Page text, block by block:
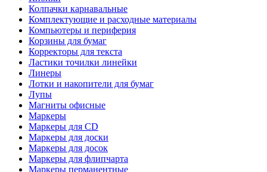
Колпачки карнавальные
Комплектующие и расходные материалы
Компьютеры и периферия
Корзины для бумаг
Корректоры для текста
Ластики точилки линейки
Линеры
Лотки и накопители для бумаг
Лупы
Магниты офисные
Маркеры
Маркеры для CD
Маркеры для доски
Маркеры для досок
Маркеры для флипчарта
Маркеры перманентные